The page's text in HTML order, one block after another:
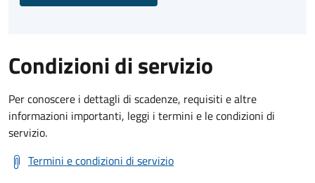
Condizioni di servizio
Per conoscere i dettagli di scadenze, requisiti e altre
informazioni importanti, leggi i termini e le condizioni di
servizio.
Termini e condizioni di servizio